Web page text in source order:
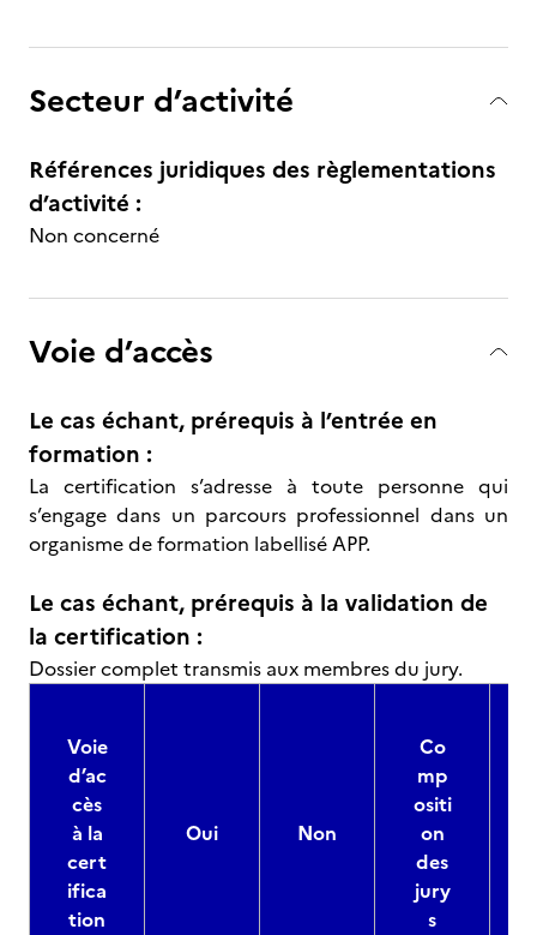
Secteur d’activité
Références juridiques des règlementations
d’activité :
Non concerné
Voie d’accès
Le cas échant, prérequis à l’entrée en
formation :
La certification s’adresse à toute personne qui
s’engage dans un parcours professionnel dans un
organisme de formation labellisé APP.
Le cas échant, prérequis à la validation de
la certification :
Dossier complet transmis aux membres du jury.
Voie
d’ac
cès
à la
cert
ifica
tion
Oui Non
Co
mp
ositi
on
des
jury
s